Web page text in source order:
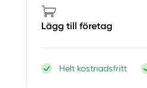
Lägg till företag
Helt kostnadsfritt